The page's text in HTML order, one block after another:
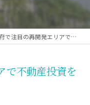
目の再開発エリアで不動産投資を成功させる方法
で不動産投資を